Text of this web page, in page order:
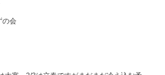
の会